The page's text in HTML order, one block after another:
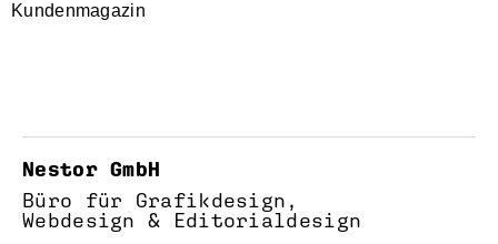
Kundenmagazin
Nestor GmbH
Büro für Grafikdesign,
Webdesign & Editorialdesign